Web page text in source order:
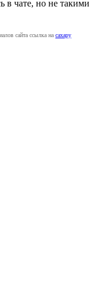
в чате, но не такими
сайта ссылка на caxapу